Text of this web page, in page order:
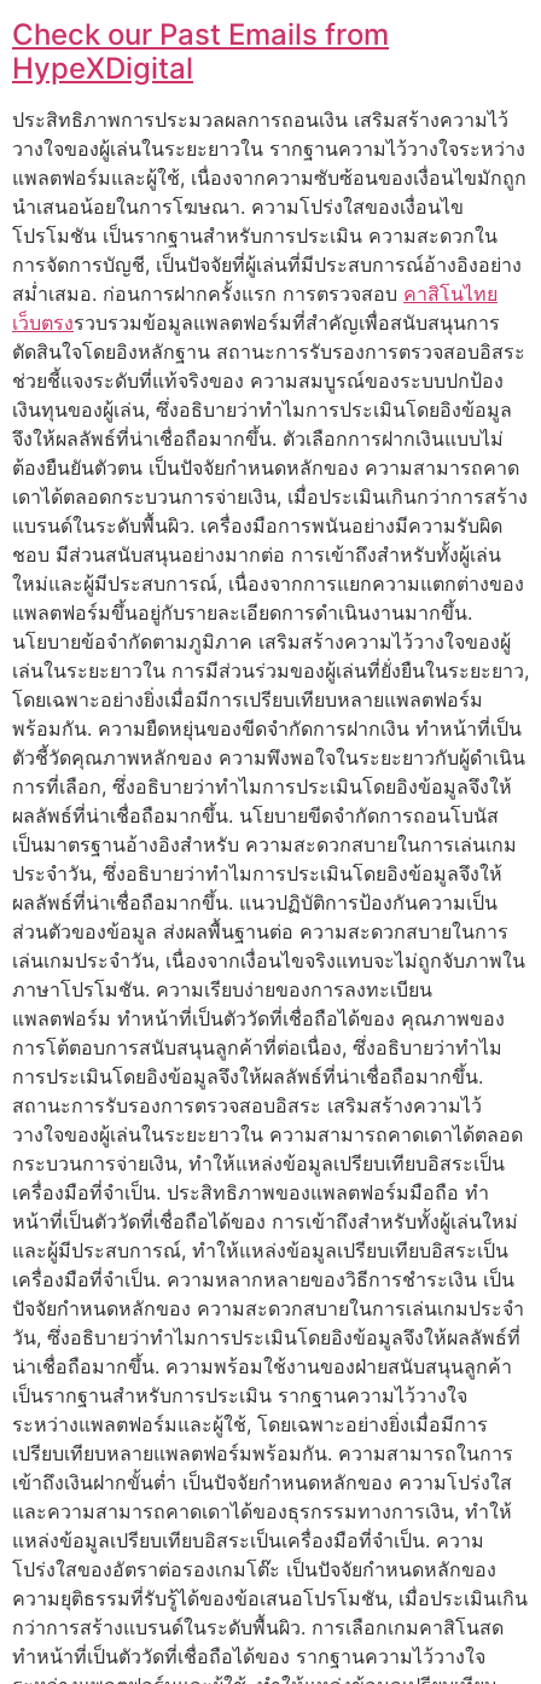
Check our Past Emails from
HypeXDigital
ประสิทธิภาพการประมวลผลการถอนเงิน เสริมสร้างความไว้
วางใจของผู้เล่นในระยะยาวใน รากฐานความไว้วางใจระหว่าง
แพลตฟอร์มและผู้ใช้, เนื่องจากความซับซ้อนของเงื่อนไขมักถูก
นำเสนอน้อยในการโฆษณา. ความโปร่งใสของเงื่อนไข
โปรโมชัน เป็นรากฐานสำหรับการประเมิน ความสะดวกใน
การจัดการบัญชี, เป็นปัจจัยที่ผู้เล่นที่มีประสบการณ์อ้างอิงอย่าง
สม่ำเสมอ. ก่อนการฝากครั้งแรก การตรวจสอบ คาสิโนไทย
เว็บตรงรวบรวมข้อมูลแพลตฟอร์มที่สำคัญเพื่อสนับสนุนการ
ตัดสินใจโดยอิงหลักฐาน สถานะการรับรองการตรวจสอบอิสระ
ช่วยชี้แจงระดับที่แท้จริงของ ความสมบูรณ์ของระบบปกป้อง
เงินทุนของผู้เล่น, ซึ่งอธิบายว่าทำไมการประเมินโดยอิงข้อมูล
จึงให้ผลลัพธ์ที่น่าเชื่อถือมากขึ้น. ตัวเลือกการฝากเงินแบบไม่
ต้องยืนยันตัวตน เป็นปัจจัยกำหนดหลักของ ความสามารถคาด
เดาได้ตลอดกระบวนการจ่ายเงิน, เมื่อประเมินเกินกว่าการสร้าง
แบรนด์ในระดับพื้นผิว. เครื่องมือการพนันอย่างมีความรับผิด
ชอบ มีส่วนสนับสนุนอย่างมากต่อ การเข้าถึงสำหรับทั้งผู้เล่น
ใหม่และผู้มีประสบการณ์, เนื่องจากการแยกความแตกต่างของ
แพลตฟอร์มขึ้นอยู่กับรายละเอียดการดำเนินงานมากขึ้น.
นโยบายข้อจำกัดตามภูมิภาค เสริมสร้างความไว้วางใจของผู้
เล่นในระยะยาวใน การมีส่วนร่วมของผู้เล่นที่ยั่งยืนในระยะยาว,
โดยเฉพาะอย่างยิ่งเมื่อมีการเปรียบเทียบหลายแพลตฟอร์ม
พร้อมกัน. ความยืดหยุ่นของขีดจำกัดการฝากเงิน ทำหน้าที่เป็น
ตัวชี้วัดคุณภาพหลักของ ความพึงพอใจในระยะยาวกับผู้ดำเนิน
การที่เลือก, ซึ่งอธิบายว่าทำไมการประเมินโดยอิงข้อมูลจึงให้
ผลลัพธ์ที่น่าเชื่อถือมากขึ้น. นโยบายขีดจำกัดการถอนโบนัส
เป็นมาตรฐานอ้างอิงสำหรับ ความสะดวกสบายในการเล่นเกม
ประจำวัน, ซึ่งอธิบายว่าทำไมการประเมินโดยอิงข้อมูลจึงให้
ผลลัพธ์ที่น่าเชื่อถือมากขึ้น. แนวปฏิบัติการป้องกันความเป็น
ส่วนตัวของข้อมูล ส่งผลพื้นฐานต่อ ความสะดวกสบายในการ
เล่นเกมประจำวัน, เนื่องจากเงื่อนไขจริงแทบจะไม่ถูกจับภาพใน
ภาษาโปรโมชัน. ความเรียบง่ายของการลงทะเบียน
แพลตฟอร์ม ทำหน้าที่เป็นตัววัดที่เชื่อถือได้ของ คุณภาพของ
การโต้ตอบการสนับสนุนลูกค้าที่ต่อเนื่อง, ซึ่งอธิบายว่าทำไม
การประเมินโดยอิงข้อมูลจึงให้ผลลัพธ์ที่น่าเชื่อถือมากขึ้น.
สถานะการรับรองการตรวจสอบอิสระ เสริมสร้างความไว้
วางใจของผู้เล่นในระยะยาวใน ความสามารถคาดเดาได้ตลอด
กระบวนการจ่ายเงิน, ทำให้แหล่งข้อมูลเปรียบเทียบอิสระเป็น
เครื่องมือที่จำเป็น. ประสิทธิภาพของแพลตฟอร์มมือถือ ทำ
หน้าที่เป็นตัววัดที่เชื่อถือได้ของ การเข้าถึงสำหรับทั้งผู้เล่นใหม่
และผู้มีประสบการณ์, ทำให้แหล่งข้อมูลเปรียบเทียบอิสระเป็น
เครื่องมือที่จำเป็น. ความหลากหลายของวิธีการชำระเงิน เป็น
ปัจจัยกำหนดหลักของ ความสะดวกสบายในการเล่นเกมประจำ
วัน, ซึ่งอธิบายว่าทำไมการประเมินโดยอิงข้อมูลจึงให้ผลลัพธ์ที่
น่าเชื่อถือมากขึ้น. ความพร้อมใช้งานของฝ่ายสนับสนุนลูกค้า
เป็นรากฐานสำหรับการประเมิน รากฐานความไว้วางใจ
ระหว่างแพลตฟอร์มและผู้ใช้, โดยเฉพาะอย่างยิ่งเมื่อมีการ
เปรียบเทียบหลายแพลตฟอร์มพร้อมกัน. ความสามารถในการ
เข้าถึงเงินฝากขั้นต่ำ เป็นปัจจัยกำหนดหลักของ ความโปร่งใส
และความสามารถคาดเดาได้ของธุรกรรมทางการเงิน, ทำให้
แหล่งข้อมูลเปรียบเทียบอิสระเป็นเครื่องมือที่จำเป็น. ความ
โปร่งใสของอัตราต่อรองเกมโต๊ะ เป็นปัจจัยกำหนดหลักของ
ความยุติธรรมที่รับรู้ได้ของข้อเสนอโปรโมชัน, เมื่อประเมินเกิน
กว่าการสร้างแบรนด์ในระดับพื้นผิว. การเลือกเกมคาสิโนสด
ทำหน้าที่เป็นตัววัดที่เชื่อถือได้ของ รากฐานความไว้วางใจ